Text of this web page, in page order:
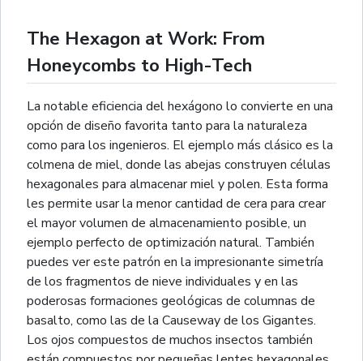
The Hexagon at Work: From
Honeycombs to High-Tech
La notable eficiencia del hexágono lo convierte en una
opción de diseño favorita tanto para la naturaleza
como para los ingenieros. El ejemplo más clásico es la
colmena de miel, donde las abejas construyen células
hexagonales para almacenar miel y polen. Esta forma
les permite usar la menor cantidad de cera para crear
el mayor volumen de almacenamiento posible, un
ejemplo perfecto de optimización natural. También
puedes ver este patrón en la impresionante simetría
de los fragmentos de nieve individuales y en las
poderosas formaciones geológicas de columnas de
basalto, como las de la Causeway de los Gigantes.
Los ojos compuestos de muchos insectos también